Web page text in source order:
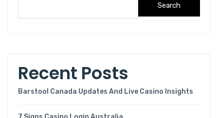
Search
Recent Posts
Barstool Canada Updates And Live Casino Insights